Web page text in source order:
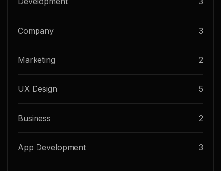
Company 3
Marketing 2
UX Design 5
Business 2
App Development 3